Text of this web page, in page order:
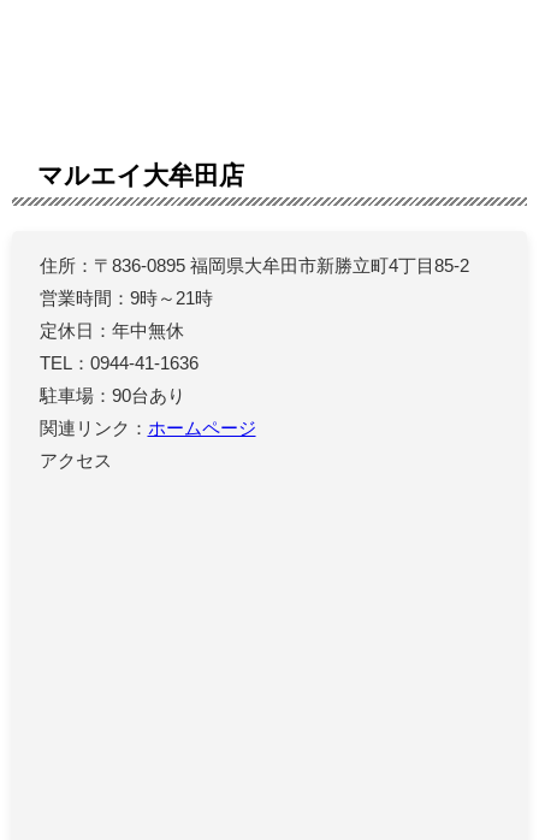
マルエイ大牟田店
住所：〒836-0895 福岡県大牟田市新勝立町4丁目85-2
営業時間：9時～21時
定休日：年中無休
TEL：0944-41-1636
駐車場：90台あり
関連リンク： ホームページ
アクセス